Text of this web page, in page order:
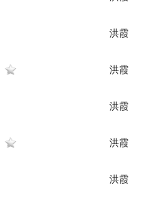
洪霞
洪霞
洪霞
洪霞
洪霞